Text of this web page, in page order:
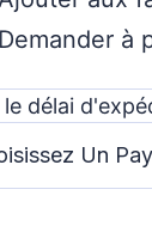
Demander à
délai
Un